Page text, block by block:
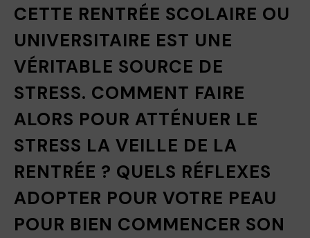
CETTE RENTRÉE SCOLAIRE OU
UNIVERSITAIRE EST UNE
VÉRITABLE SOURCE DE
STRESS. COMMENT FAIRE
ALORS POUR ATTÉNUER LE
STRESS LA VEILLE DE LA
RENTRÉE ? QUELS RÉFLEXES
ADOPTER POUR VOTRE PEAU
POUR BIEN COMMENCER SON